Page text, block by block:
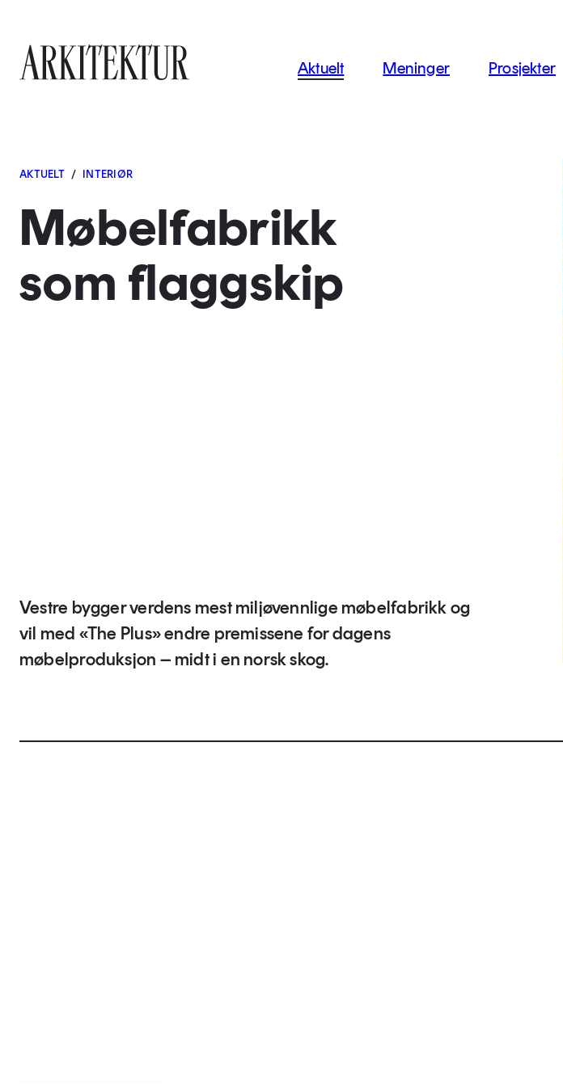
Aktuelt Meninger Prosjekter
AKTUELT / INTERIØR
Møbelfabrikk
som flaggskip
Vestre bygger verdens mest miljøvennlige møbelfabrikk og
vil med «The Plus» endre premissene for dagens
møbelproduksjon – midt i en norsk skog.